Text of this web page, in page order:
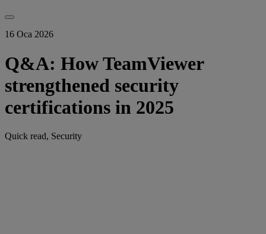
16 Oca 2026
Q&A: How TeamViewer
strengthened security
certifications in 2025
Quick read, Security